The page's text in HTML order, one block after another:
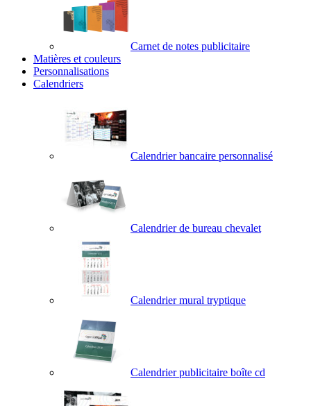
Carnet de notes publicitaire
Matières et couleurs
Personnalisations
Calendriers
Calendrier bancaire personnalisé
Calendrier de bureau chevalet
Calendrier mural tryptique
Calendrier publicitaire boîte cd